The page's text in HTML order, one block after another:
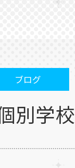
ブログ
個別